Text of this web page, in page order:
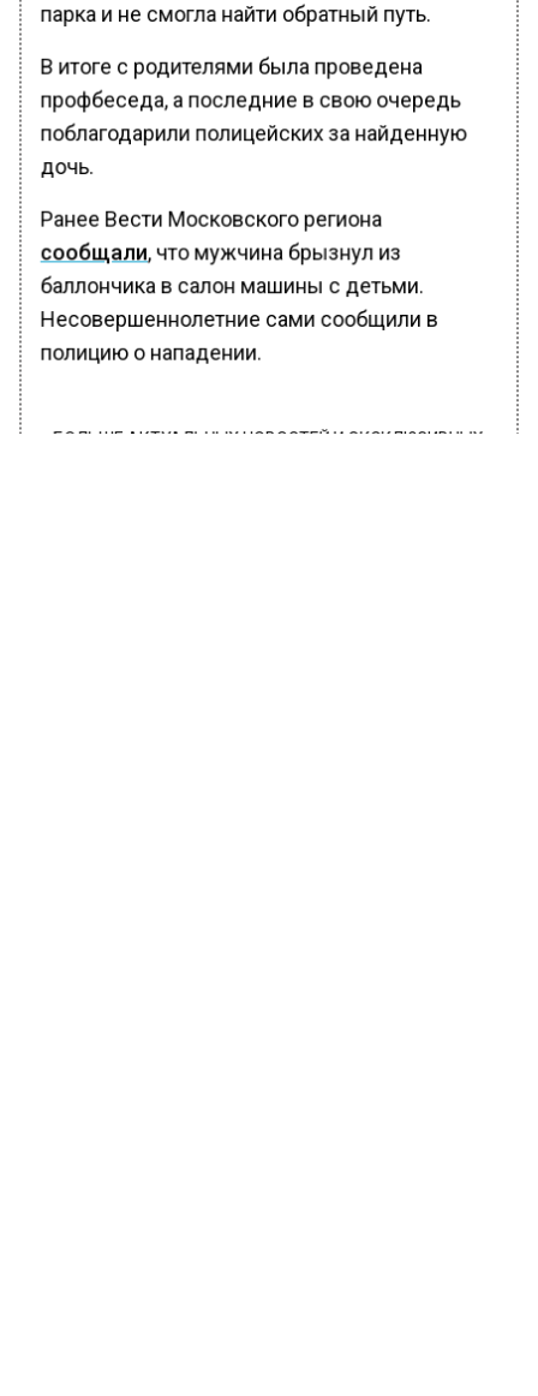
парка и не смогла найти обратный путь.
В итоге с родителями была проведена
профбеседа, а последние в свою очередь
поблагодарили полицейских за найденную
дочь.
Ранее Вести Московского региона
сообщали, что мужчина брызнул из
баллончика в салон машины с детьми.
Несовершеннолетние сами сообщили в
полицию о нападении.